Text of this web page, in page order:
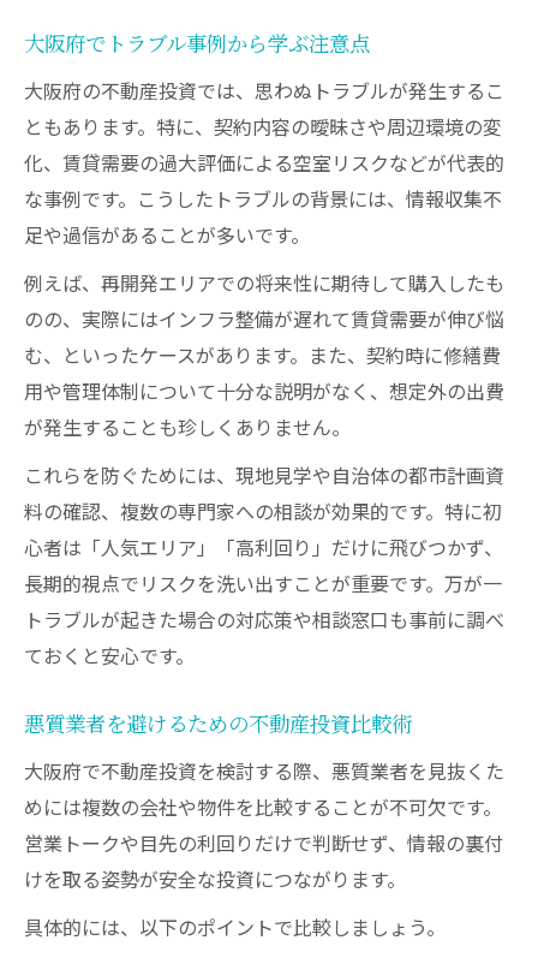
大阪府でトラブル事例から学ぶ注意点
大阪府の不動産投資では、思わぬトラブルが発生するこ
ともあります。特に、契約内容の曖昧さや周辺環境の変
化、賃貸需要の過大評価による空室リスクなどが代表的
な事例です。こうしたトラブルの背景には、情報収集不
足や過信があることが多いです。
例えば、再開発エリアでの将来性に期待して購入したも
のの、実際にはインフラ整備が遅れて賃貸需要が伸び悩
む、といったケースがあります。また、契約時に修繕費
用や管理体制について十分な説明がなく、想定外の出費
が発生することも珍しくありません。
これらを防ぐためには、現地見学や自治体の都市計画資
料の確認、複数の専門家への相談が効果的です。特に初
心者は「人気エリア」「高利回り」だけに飛びつかず、
長期的視点でリスクを洗い出すことが重要です。万が一
トラブルが起きた場合の対応策や相談窓口も事前に調べ
ておくと安心です。
悪質業者を避けるための不動産投資比較術
大阪府で不動産投資を検討する際、悪質業者を見抜くた
めには複数の会社や物件を比較することが不可欠です。
営業トークや目先の利回りだけで判断せず、情報の裏付
けを取る姿勢が安全な投資につながります。
具体的には、以下のポイントで比較しましょう。